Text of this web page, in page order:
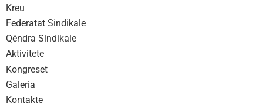
Kreu
Federatat Sindikale
Qëndra Sindikale
Aktivitete
Kongreset
Galeria
Kontakte